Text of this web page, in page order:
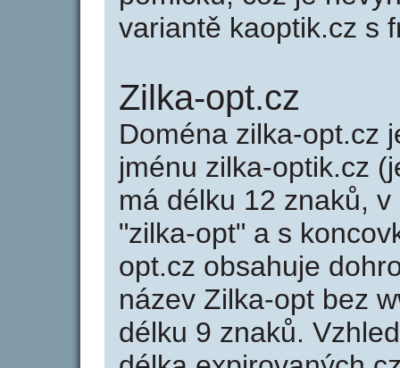
variantě kaoptik.cz s
Zilka-opt.cz
Doména zilka-opt.cz
jménu zilka-optik.cz
má délku 12 znaků,
"zilka-opt" a s
opt.cz obsahuje
název Zilka-opt bez
délku 9 znaků.